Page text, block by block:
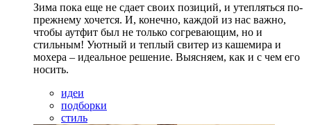
Зима пока еще не сдает своих позиций, и утепляться по-
прежнему хочется. И, конечно, каждой из нас важно,
чтобы аутфит был не только согревающим, но и
стильным! Уютный и теплый свитер из кашемира и
мохера – идеальное решение. Выясняем, как и с чем его
носить.
идеи
подборки
стиль